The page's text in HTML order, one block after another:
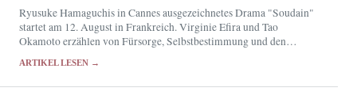
Ryusuke Hamaguchis in Cannes ausgezeichnetes Drama "Soudain"
startet am 12. August in Frankreich. Virginie Efira und Tao
Okamoto erzählen von Fürsorge, Selbstbestimmung und den
ARTIKEL LESEN →